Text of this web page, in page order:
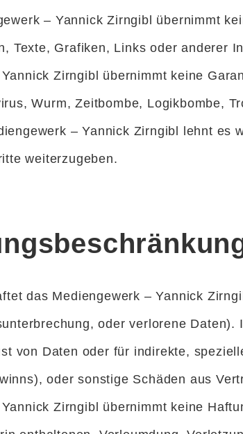
– Yannick Zirngibl übernimmt
Texte, Grafiken, Links oder anderer
Zirngibl übernimmt keine
Wurm, Zeitbombe, Logikbombe,
– Yannick Zirngibl lehnt es
weiterzugeben.
das Mediengewerk – Yannick
oder verlorene
von Daten oder für indirekte,
oder sonstige Schäden aus
Zirngibl übernimmt keine